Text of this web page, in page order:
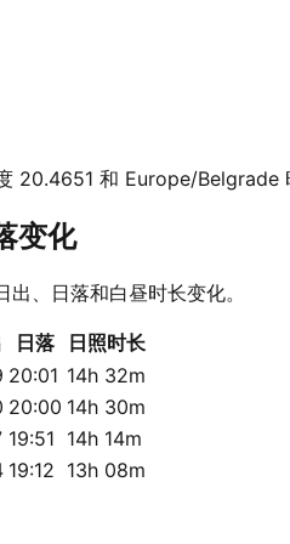
20.4651 和 Europe/Belgrade
变化
、日落和白昼时长变化。
日落
日照时长
20:01 14h 32m
20:00 14h 30m
19:51 14h 14m
19:12 13h 08m